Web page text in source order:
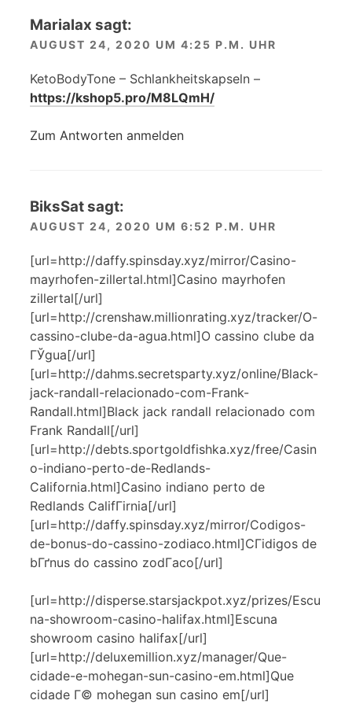
Marialax sagt:
AUGUST 24, 2020 UM 4:25 P.M. UHR
KetoBodyTone – Schlankheitskapseln –
https://kshop5.pro/M8LQmH/
Zum Antworten anmelden
BiksSatsagt:
AUGUST 24, 2020 UM 6:52 P.M. UHR
[url=http://daffy.spinsday.xyz/mirror/Casino-
mayrhofen-zillertal.html]Casino mayrhofen
zillertal[/url]
[url=http://crenshaw.millionrating.xyz/tracker/O-
cassino-clube-da-agua.html]O cassino clube da
ГЎgua[/url]
[url=http://dahms.secretsparty.xyz/online/Black-
jack-randall-relacionado-com-Frank-
Randall.html]Black jack randall relacionado com
Frank Randall[/url]
[url=http://debts.sportgoldfishka.xyz/free/Casin
o-indiano-perto-de-Redlands-
California.html]Casino indiano perto de
Redlands CalifГіrnia[/url]
[url=http://daffy.spinsday.xyz/mirror/Codigos-
de-bonus-do-cassino-zodiaco.html]CГіdigos de
bГґnus do cassino zodГ­aco[/url]
[url=http://disperse.starsjackpot.xyz/prizes/Escu
na-showroom-casino-halifax.html]Escuna
showroom casino halifax[/url]
[url=http://deluxemillion.xyz/manager/Que-
cidade-e-mohegan-sun-casino-em.html]Que
cidade Г© mohegan sun casino em[/url]